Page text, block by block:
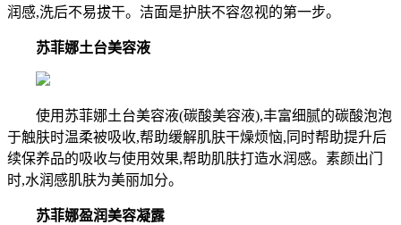
润感,洗后不易拔干。洁面是护肤不容忽视的第一步。
苏菲娜土台美容液
使用苏菲娜土台美容液(碳酸美容液),丰富细腻的碳酸泡泡
于触肤时温柔被吸收,帮助缓解肌肤干燥烦恼,同时帮助提升后
续保养品的吸收与使用效果,帮助肌肤打造水润感。素颜出门
时,水润感肌肤为美丽加分。
苏菲娜盈润美容凝露